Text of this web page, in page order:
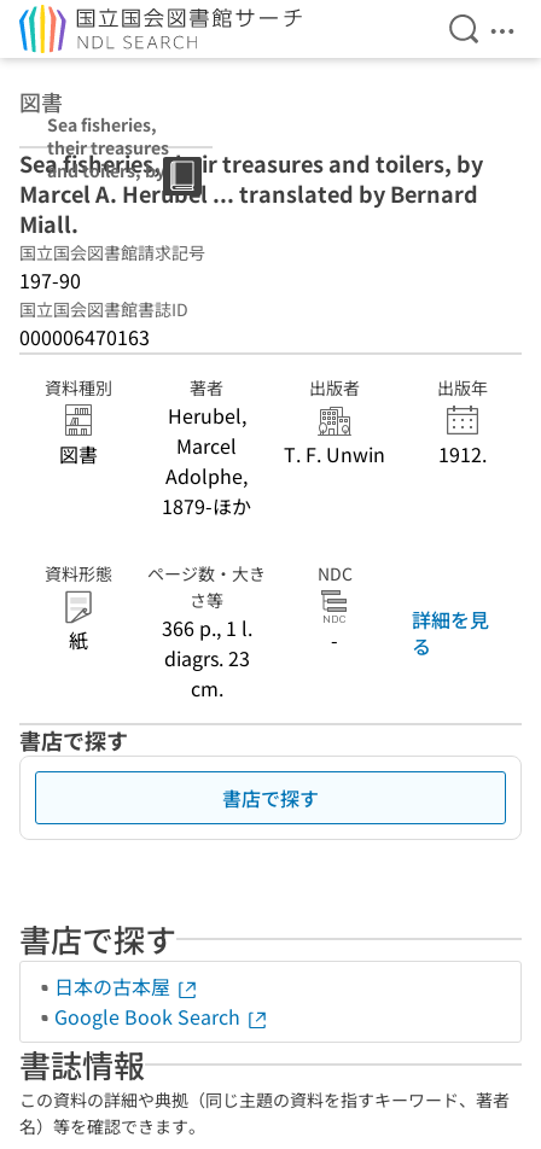
検索を
メ
図書
Sea fisheries,
their treasures
and toilers, by
Marcel A.
Herubel ...
translated by
Bernard Miall.
Sea fisheries, their treasures and toilers, by
Marcel A. Herubel ... translated by Bernard
Miall.
国立国会図書館請求記号
197-90
国立国会図書館書誌ID
000006470163
資料種別
図書
著者
Herubel,
Marcel
Adolphe,
1879-ほか
出版者
T. F. Unwin
出版年
1912.
資料形態
紙
ページ数・大き
さ等
366 p., 1 l.
diagrs. 23
cm.
NDC
-
詳細を見
る
書店で探す
書店で探す
書店で探す
日本の古本屋
Google Book Search
書誌情報
この資料の詳細や典拠（同じ主題の資料を指すキーワード、著者
名）等を確認できます。